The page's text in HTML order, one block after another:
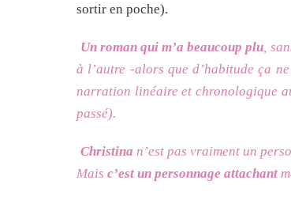
sortir en poche).
Un roman qui m’a beaucoup plu,
à l’autre -alors que d’habitude ça
narration linéaire et chronologique
passé).
Christina n’est pas vraiment un
Mais c’est un personnage attachant